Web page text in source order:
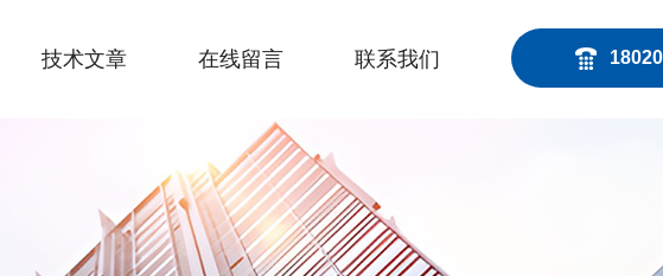
技术文章 在线留言 联系我们